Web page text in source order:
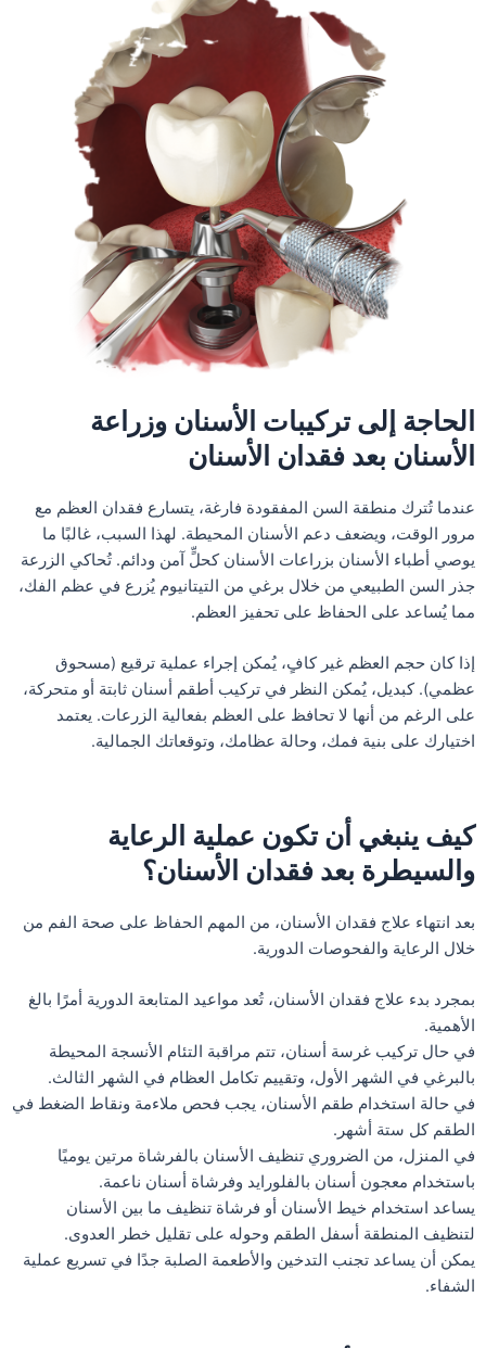
الحاجة إلى تركيبات الأسنان وزراعة
الأسنان بعد فقدان الأسنان
عندما تُترك منطقة السن المفقودة فارغة، يتسارع فقدان العظم مع
مرور الوقت، ويضعف دعم الأسنان المحيطة. لهذا السبب، غالبًا ما
يوصي أطباء الأسنان بزراعات الأسنان كحلٍّ آمن ودائم. تُحاكي الزرعة
جذر السن الطبيعي من خلال برغي من التيتانيوم يُزرع في عظم الفك،
مما يُساعد على الحفاظ على تحفيز العظم.
إذا كان حجم العظم غير كافٍ، يُمكن إجراء عملية ترقيع (مسحوق
عظمي). كبديل، يُمكن النظر في تركيب أطقم أسنان ثابتة أو متحركة،
على الرغم من أنها لا تحافظ على العظم بفعالية الزرعات. يعتمد
اختيارك على بنية فمك، وحالة عظامك، وتوقعاتك الجمالية.
كيف ينبغي أن تكون عملية الرعاية
والسيطرة بعد فقدان الأسنان؟
بعد انتهاء علاج فقدان الأسنان، من المهم الحفاظ على صحة الفم من
خلال الرعاية والفحوصات الدورية.
بمجرد بدء علاج فقدان الأسنان، تُعد مواعيد المتابعة الدورية أمرًا بالغ
الأهمية.
في حال تركيب غرسة أسنان، تتم مراقبة التئام الأنسجة المحيطة
بالبرغي في الشهر الأول، وتقييم تكامل العظام في الشهر الثالث.
في حالة استخدام طقم الأسنان، يجب فحص ملاءمة ونقاط الضغط في
الطقم كل ستة أشهر.
في المنزل، من الضروري تنظيف الأسنان بالفرشاة مرتين يوميًا
باستخدام معجون أسنان بالفلورايد وفرشاة أسنان ناعمة.
يساعد استخدام خيط الأسنان أو فرشاة تنظيف ما بين الأسنان
لتنظيف المنطقة أسفل الطقم وحوله على تقليل خطر العدوى.
يمكن أن يساعد تجنب التدخين والأطعمة الصلبة جدًا في تسريع عملية
الشفاء.